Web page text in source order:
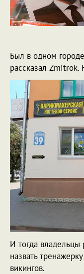
Был в одном
рассказал
И тогда владельцы
назвать
викингов.